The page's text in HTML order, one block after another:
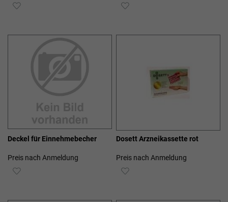
ZUR
HINZUFÜGEN
ZUR
Deckel für Einnehmebecher
Preis nach Anmeldung
ZUR
Dosett Arzneikassette rot
Preis nach Anmeldung
ZUR